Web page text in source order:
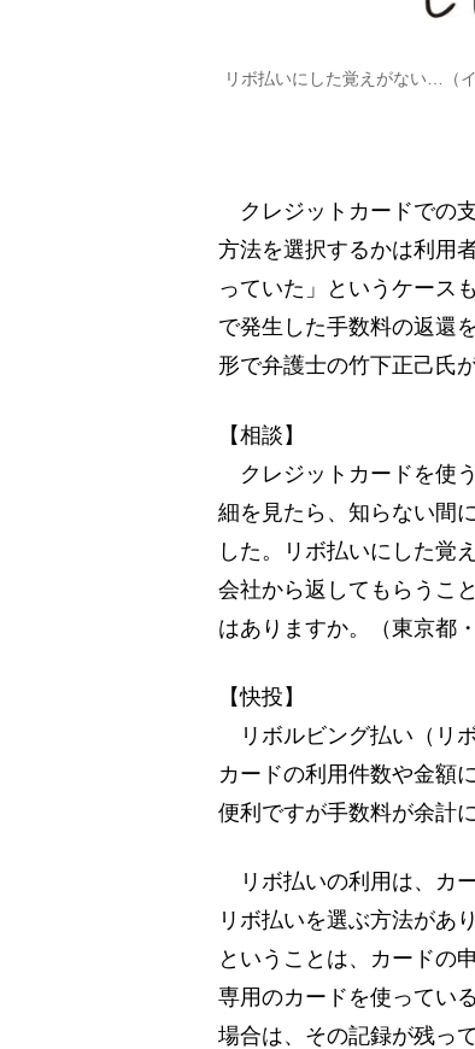
リボ払いにした覚えがない…（
クレジットカードでの
方法を選択するかは利用
っていた」というケース
で発生した手数料の返還
形で弁護士の竹下正己氏
【相談】
クレジットカードを使
細を見たら、知らない間
した。リボ払いにした覚
会社から返してもらうこ
はありますか。（東京都
【快投】
リボルビング払い（リ
カードの利用件数や金額
便利ですが手数料が余計
リボ払いの利用は、カ
リボ払いを選ぶ方法があ
ということは、カードの
専用のカードを使ってい
場合は、その記録が残っ